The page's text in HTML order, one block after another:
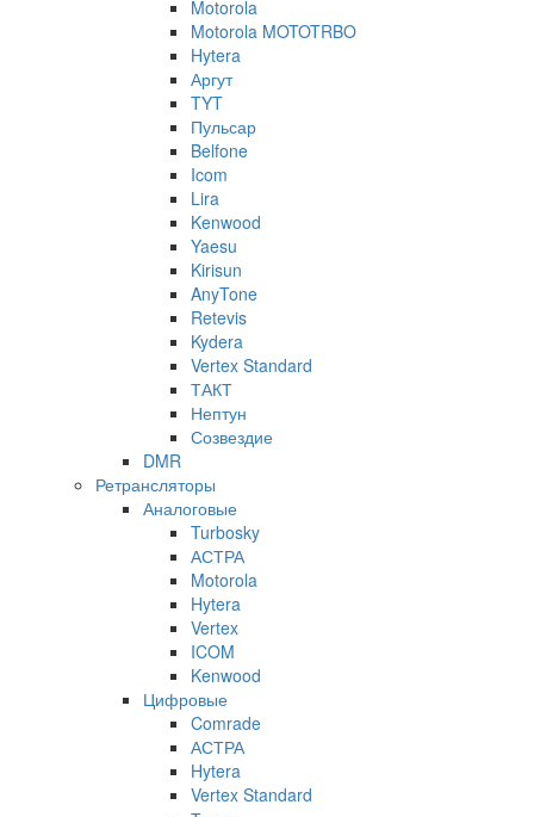
Motorola
Motorola MOTOTRBO
Hytera
Аргут
TYT
Пульсар
Belfone
Icom
Lira
Kenwood
Yaesu
Kirisun
AnyTone
Retevis
Kydera
Vertex Standard
ТАКТ
Нептун
Созвездие
DMR
Ретрансляторы
Аналоговые
Turbosky
АСТРА
Motorola
Hytera
Vertex
ICOM
Kenwood
Цифровые
Comrade
АСТРА
Hytera
Vertex Standard